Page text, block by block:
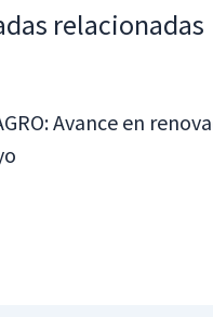
relacionadas
Avance en